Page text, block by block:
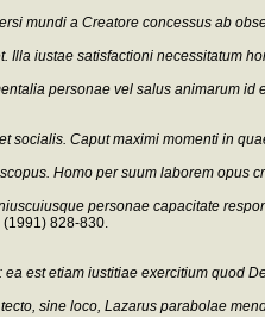
mundi a Creatore concessus ab
iustae satisfactioni necessitatum
personae vel salus animarum
socialis. Caput maximi momenti in
Homo per suum laborem opus
personae capacitate
(1991) 828-830.
est etiam iustitiae exercitium quod
sine loco, Lazarus parabolae